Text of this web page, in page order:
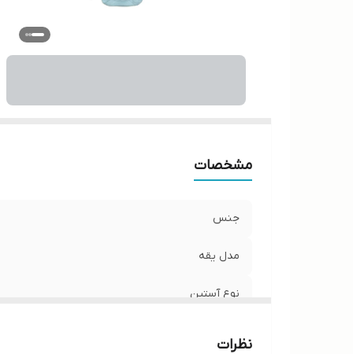
مشخصات
جنس
مدل یقه
نوع آستین
نظرات